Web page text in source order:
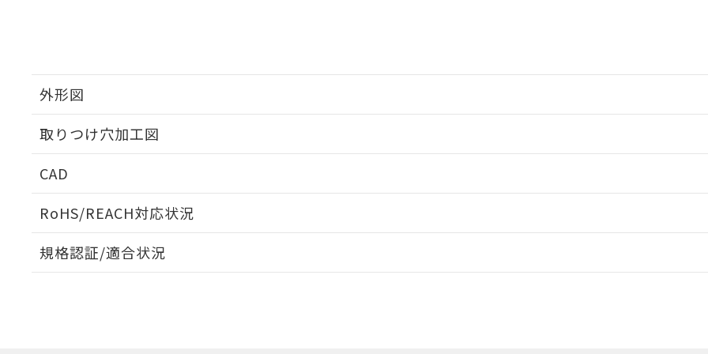
外形図
取りつけ穴加工図
CAD
RoHS/REACH対応状況
EU RoHS 注意事項・凡例
規格認証/適合状況